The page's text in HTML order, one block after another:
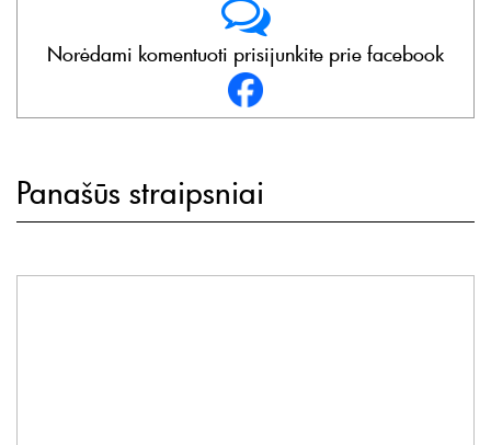
Norėdami komentuoti prisijunkite prie facebook
Panašūs straipsniai